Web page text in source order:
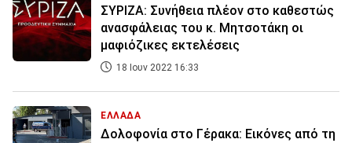
ΣΥΡΙΖΑ: Συνήθεια πλέον στο καθεστώς
ανασφάλειας του κ. Μητσοτάκη οι
μαφιόζικες εκτελέσεις
18 Ιουν 2022 16:33
ΕΛΛΑΔΑ
Δολοφονία στο Γέρακα: Εικόνες από τη